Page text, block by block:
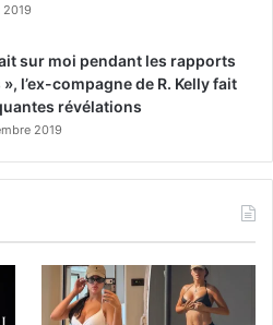
2019
sur moi pendant les rapports
l’ex-compagne de R. Kelly fait
révélations
2019